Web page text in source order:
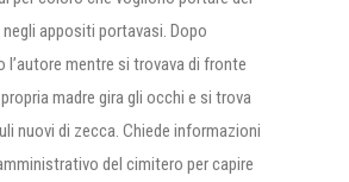
appositi portavasi. Dopo
l’autore mentre si trovava di fronte
madre gira gli occhi e si trova
nuovi di zecca. Chiede informazioni
del cimitero per capire